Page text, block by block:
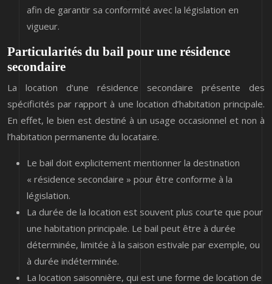
afin de garantir sa conformité avec la législation en
vigueur.
Particularités du bail pour une résidence
secondaire
La location d’une résidence secondaire présente des
spécificités par rapport à une location d’habitation principale.
En effet, le bien est destiné à un usage occasionnel et non à
l’habitation permanente du locataire.
Le bail doit explicitement mentionner la destination
« résidence secondaire » pour être conforme à la
législation.
La durée de la location est souvent plus courte que pour
une habitation principale. Le bail peut être à durée
déterminée, limitée à la saison estivale par exemple, ou
à durée indéterminée.
La location saisonnière, qui est une forme de location de